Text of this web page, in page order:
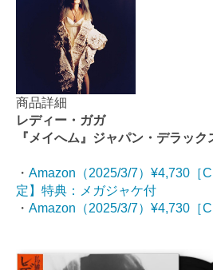
商品詳細
レディー・ガガ
『メイへム』ジャパン・デラッ
・ Amazon（2025/3/7）¥4,730［
定】特典：メガジャケ付
・ Amazon（2025/3/7）¥4,730［